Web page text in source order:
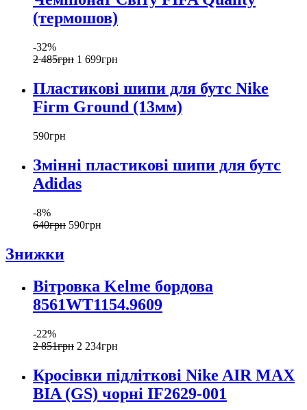
(термошов)
-32%
2 485грн 1 699грн
Пластикові шипи для бутс Nike
Firm Ground (13мм)
590грн
Змінні пластикові шипи для бутс
Adidas
-8%
640грн 590грн
Знижки
Вітровка Kelme бордова
8561WT1154.9609
-22%
2 851грн 2 234грн
Кросівки підліткові Nike AIR MAX
BIA (GS) чорні IF2629-001